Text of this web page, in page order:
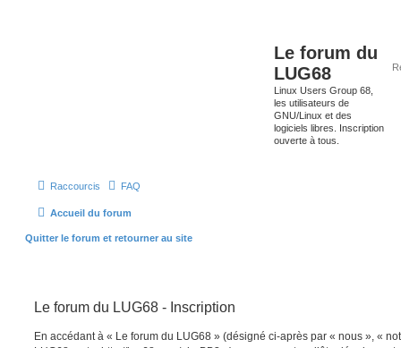
Le forum du
LUG68
Linux Users Group 68,
les utilisateurs de
GNU/Linux et des
logiciels libres. Inscription
ouverte à tous.
Raccourcis FAQ
Accueil du forum
Quitter le forum et retourner au site
Le forum du LUG68 - Inscription
En accédant à « Le forum du LUG68 » (désigné ci-après par « nous », «